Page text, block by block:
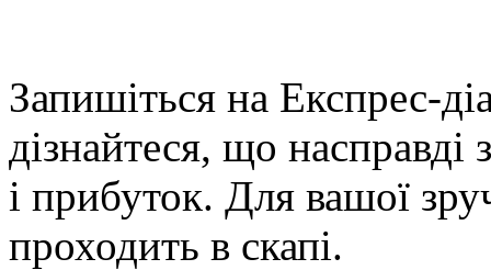
Запишіться на Експрес-
дізнайтеся, що
і прибуток. Для вашої
проходить в скапі.